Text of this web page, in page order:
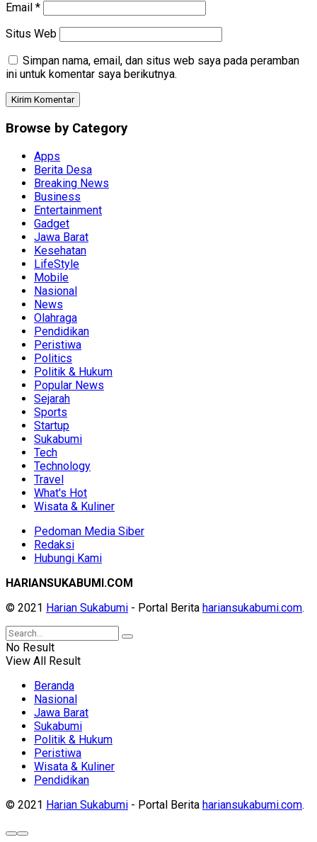
Email *
Situs Web
Simpan nama, email, dan situs web saya pada peramban
ini untuk komentar saya berikutnya.
Browse by Category
Apps
Berita Desa
Breaking News
Business
Entertainment
Gadget
Jawa Barat
Kesehatan
LifeStyle
Mobile
Nasional
News
Olahraga
Pendidikan
Peristiwa
Politics
Politik & Hukum
Popular News
Sejarah
Sports
Startup
Sukabumi
Tech
Technology
Travel
What's Hot
Wisata & Kuliner
Pedoman Media Siber
Redaksi
Hubungi Kami
HARIANSUKABUMI.COM
© 2021 Harian Sukabumi - Portal Berita hariansukabumi.com.
No Result
View All Result
Beranda
Nasional
Jawa Barat
Sukabumi
Politik & Hukum
Peristiwa
Wisata & Kuliner
Pendidikan
© 2021 Harian Sukabumi - Portal Berita hariansukabumi.com.